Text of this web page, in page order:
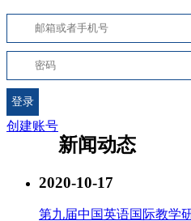
登录
创建账号
新闻动态
2020-10-17
第九届中国英语国际教学